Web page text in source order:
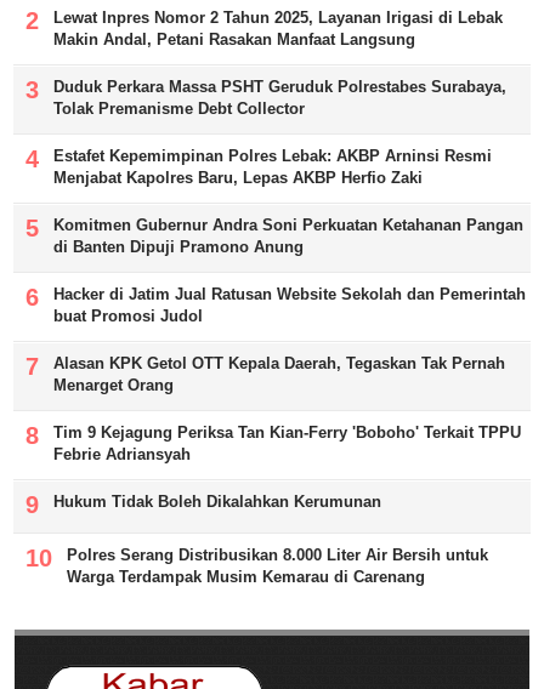
Lewat Inpres Nomor 2 Tahun 2025, Layanan Irigasi di Lebak
Makin Andal, Petani Rasakan Manfaat Langsung
Duduk Perkara Massa PSHT Geruduk Polrestabes Surabaya,
Tolak Premanisme Debt Collector
Estafet Kepemimpinan Polres Lebak: AKBP Arninsi Resmi
Menjabat Kapolres Baru, Lepas AKBP Herfio Zaki
Komitmen Gubernur Andra Soni Perkuatan Ketahanan Pangan
di Banten Dipuji Pramono Anung
Hacker di Jatim Jual Ratusan Website Sekolah dan Pemerintah
buat Promosi Judol
Alasan KPK Getol OTT Kepala Daerah, Tegaskan Tak Pernah
Menarget Orang
Tim 9 Kejagung Periksa Tan Kian-Ferry 'Boboho' Terkait TPPU
Febrie Adriansyah
Hukum Tidak Boleh Dikalahkan Kerumunan
Polres Serang Distribusikan 8.000 Liter Air Bersih untuk
Warga Terdampak Musim Kemarau di Carenang